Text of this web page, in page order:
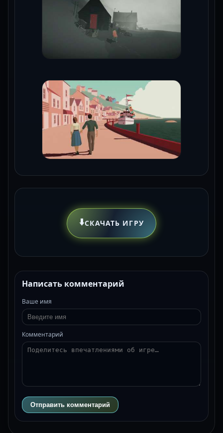
⬇️СКАЧАТЬ ИГРУ
Написать комментарий
Ваше имя
Комментарий
Отправить комментарий